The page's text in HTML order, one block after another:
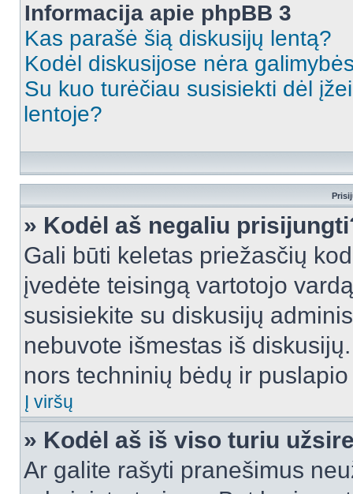
Informacija apie phpBB 3
Kas parašė šią diskusijų lentą?
Kodėl diskusijose nėra
Su kuo turėčiau susisiekti dėl
lentoje?
» Kodėl aš negaliu
Gali būti keletas priežasčių
įvedėte teisingą vartotojo
susisiekite su diskusijų
nebuvote išmestas iš
nors techninių bėdų ir
Į viršų
» Kodėl aš iš viso turiu
Ar galite rašyti pranešimus